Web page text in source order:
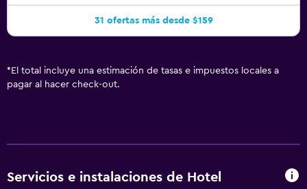
31 ofertas más desde $159
* El total incluye una estimación de tasas e impuestos locales a
pagar al hacer check-out.
Servicios e instalaciones de Hotel